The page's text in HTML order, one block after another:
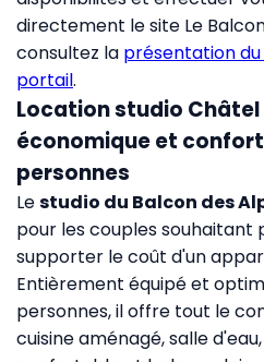
directement le site Le
consultez la présentation du
portail.
Location studio
économique et
personnes
Lestudio du Balcon des
pour les couples souhaitant
supporter le coût d'un
Entièrement équipé et
personnes, il offre tout le
cuisine aménagé, salle